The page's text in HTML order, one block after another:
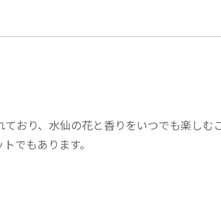
おり、水仙の花と香りをいつでも楽しむ
でもあります。